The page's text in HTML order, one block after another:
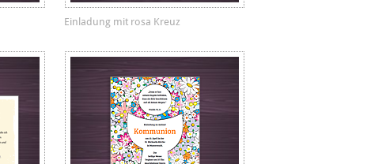
Einladung mit rosa Kreuz